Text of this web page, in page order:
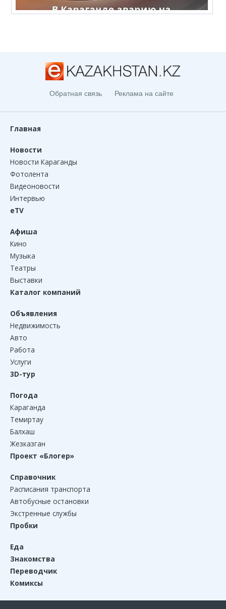
Обратная связь Реклама на сайте
Главная
Новости
Новости Караганды
Фотолента
Видеоновости
Интервью
eTV
Афиша
Кино
Музыка
Театры
Выставки
Каталог компаний
Объявления
Недвижимость
Авто
Работа
Услуги
3D-тур
Погода
Караганда
Темиртау
Балхаш
Жезказган
Проект «Блогер»
Справочник
Расписания транспорта
Автобусные остановки
Экстренные службы
Пробки
Еда
Знакомства
Переводчик
Комиксы